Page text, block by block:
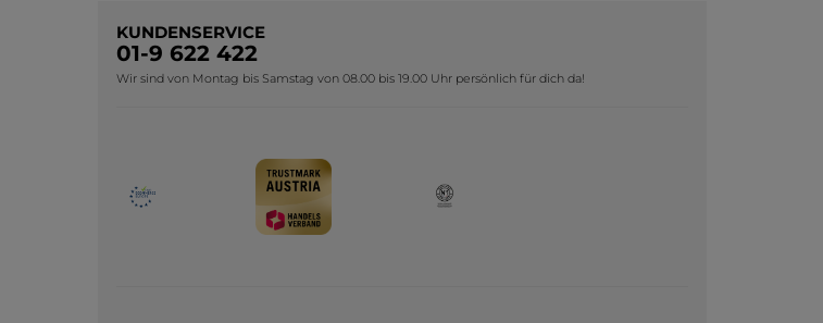
KUNDENSERVICE
01-9 622 422
Wir sind von Montag bis Samstag von 08.00 bis 19.00 Uhr persönlich für dich da!